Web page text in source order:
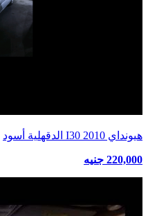
هيونداي I30 2010 الدقهلية أسود
220,000 جنيه